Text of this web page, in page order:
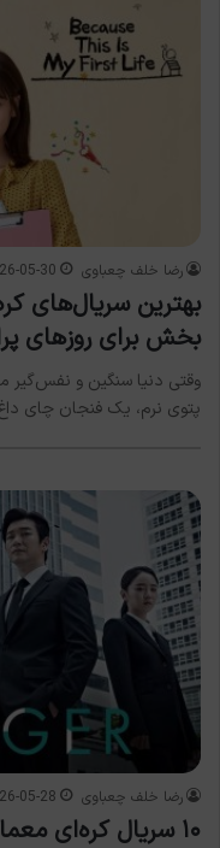
رضا خلف چعباوی 05-30
بهترین سریال‌های
بخش برای روزهای
وقتی دنیا سنگین و نفس‌گیر
پتوی نرم، یک فنجان چای
رضا خلف چعباوی 05-28